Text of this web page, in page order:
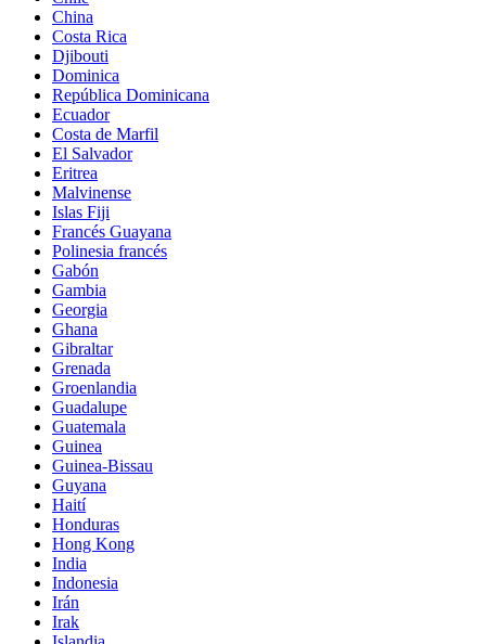
China
Costa Rica
Djibouti
Dominica
República Dominicana
Ecuador
Costa de Marfil
El Salvador
Eritrea
Malvinense
Islas Fiji
Francés Guayana
Polinesia francés
Gabón
Gambia
Georgia
Ghana
Gibraltar
Grenada
Groenlandia
Guadalupe
Guatemala
Guinea
Guinea-Bissau
Guyana
Haití
Honduras
Hong Kong
India
Indonesia
Irán
Irak